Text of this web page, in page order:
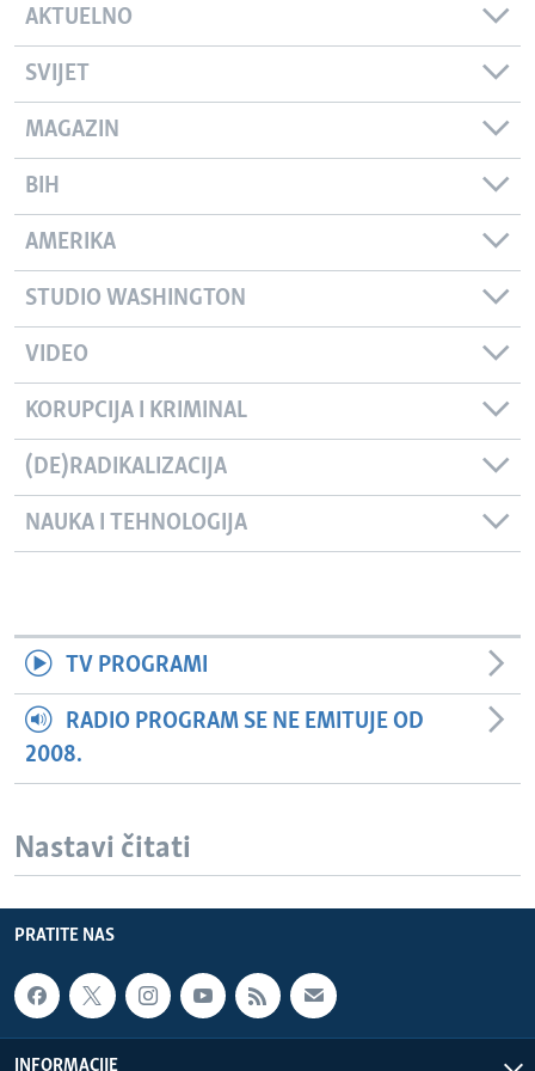
AKTUELNO
SVIJET
MAGAZIN
BIH
AMERIKA
STUDIO WASHINGTON
VIDEO
KORUPCIJA I KRIMINAL
(DE)RADIKALIZACIJA
NAUKA I TEHNOLOGIJA
TV PROGRAMI
RADIO PROGRAM SE NE EMITUJE OD
2008.
Nastavi čitati
PRATITE NAS
INFORMACIJE